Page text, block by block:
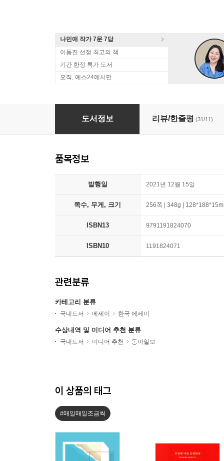
나민애 작가 7문 7답
이동진 선정 최고의 책
기간 한정 특가 도서
오직, 예스24에서만
오늘 딱 하루만 잘 살아 볼까?
도서정보 리뷰/한줄평 (31/11)
품목정보
발행일 2021년 12월 15일
쪽수, 무게, 크기 256쪽 | 348g |
ISBN13 9791191824070
ISBN10 1191824071
관련분류
카테고리 분류
국내도서 에세이 한국 에세이
수상내역 및 미디어 추천 분류
국내도서 미디어 추천 동아일보
이 상품의 태그
#매일매일조금씩